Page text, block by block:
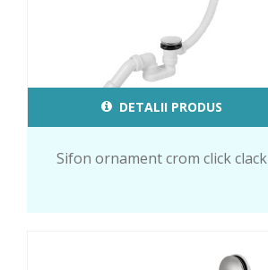
DETALII PRODUS
Sifon ornament crom click clack